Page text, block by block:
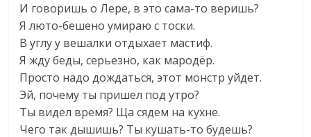
И говоришь о Лере, в это сама-то веришь?
Я люто-бешено умираю с тоски.
В углу у вешалки отдыхает мастиф.
Я жду беды, серьезно, как мародёр.
Просто надо дождаться, этот монстр уйдет.
Эй, почему ты пришел под утро?
Ты видел время? Ща сядем на кухне.
Чего так дышишь? Ты кушать-то будешь?